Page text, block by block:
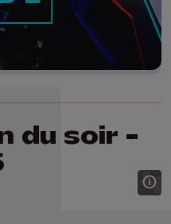
du soir -